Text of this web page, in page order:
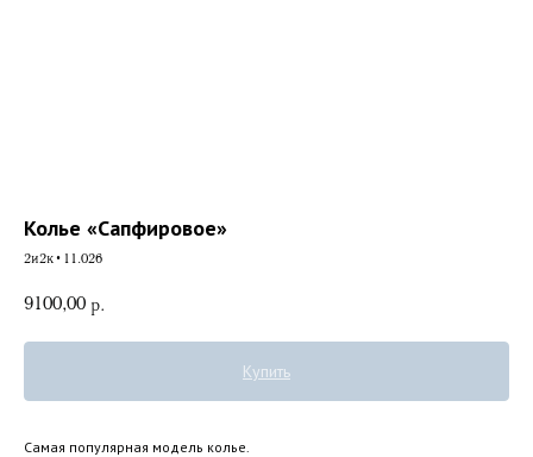
Колье «Сапфировое»
2и2к•11.026
9100,00 р.
Купить
Самая популярная модель колье.